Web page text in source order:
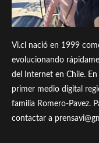
Vi.cl nació en 1999
evolucionando
del Internet en Chile.
primer medio digital
familia Romero-Pavez.
contactar a